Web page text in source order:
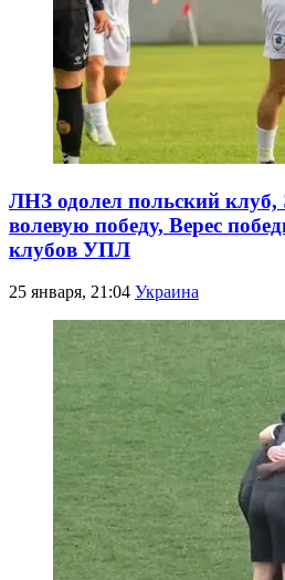
ЛНЗ одолел польский клуб,
волевую победу, Верес
клубов УПЛ
25 января, 21:04 Украина